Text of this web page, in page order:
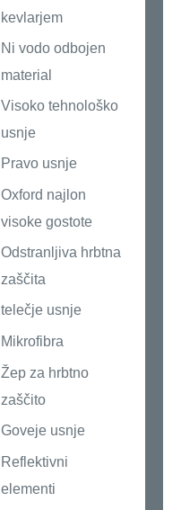
kevlarjem
Ni vodo odbojen
material
Visoko tehnološko
usnje
Pravo usnje
Oxford najlon
visoke gostote
Odstranljiva hrbtna
zaščita
telečje usnje
Mikrofibra
Žep za hrbtno
zaščito
Goveje usnje
Reflektivni
elementi